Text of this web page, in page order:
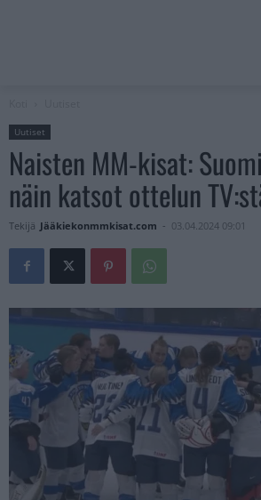
Uutiset
Naisten MM-kisat:
näin katsot ottelun
Tekijä Jääkiekonmmkisat.com - 03.04.2024 09:01